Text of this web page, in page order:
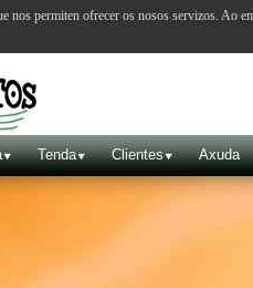
Tenda Clientes Axuda
nos permiten ofrecer os nosos servizos. Ao